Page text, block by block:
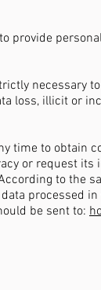
provide
necessary
loss, illicit or
time to obtain
or request
to the
processed
be sent to: